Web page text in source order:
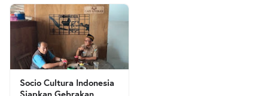
Socio Cultura Indonesia
Siapkan Gebrakan